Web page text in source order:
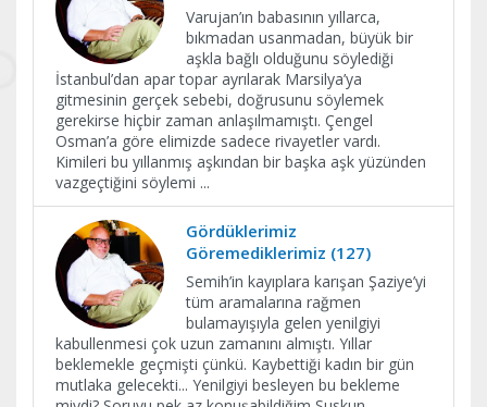
Varujan’ın babasının yıllarca,
bıkmadan usanmadan, büyük bir
aşkla bağlı olduğunu söylediği
İstanbul’dan apar topar ayrılarak Marsilya’ya
gitmesinin gerçek sebebi, doğrusunu söylemek
gerekirse hiçbir zaman anlaşılmamıştı. Çengel
Osman’a göre elimizde sadece rivayetler vardı.
Kimileri bu yıllanmış aşkından bir başka aşk yüzünden
vazgeçtiğini söylemi ...
Gördüklerimiz
Göremediklerimiz (127)
Semih’in kayıplara karışan Şaziye’yi
tüm aramalarına rağmen
bulamayışıyla gelen yenilgiyi
kabullenmesi çok uzun zamanını almıştı. Yıllar
beklemekle geçmişti çünkü. Kaybettiği kadın bir gün
mutlaka gelecekti... Yenilgiyi besleyen bu bekleme